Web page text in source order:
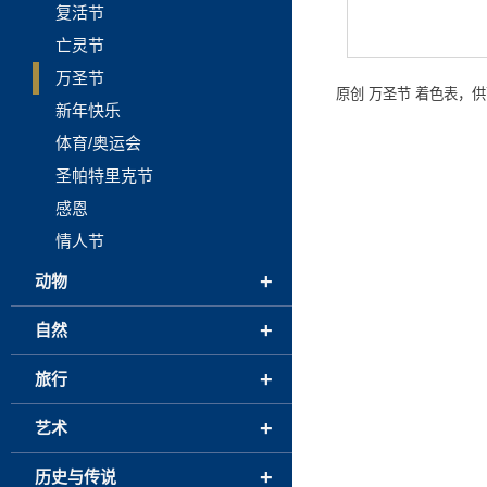
原创 万圣节 着色表，
复活节
亡灵节
万圣节
新年快乐
体育/奥运会
圣帕特里克节
感恩
情人节
+
动物
+
自然
+
旅行
+
艺术
+
历史与传说